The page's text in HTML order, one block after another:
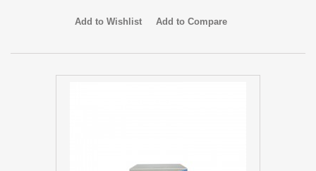
Add to Wishlist Add to Compare